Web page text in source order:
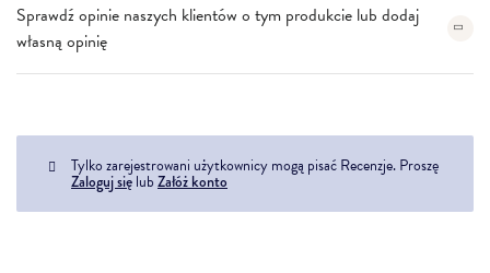
Sprawdź opinie naszych klientów o tym produkcie lub dodaj
własną opinię
Tylko zarejestrowani użytkownicy mogą pisać Recenzje. Proszę
Zaloguj się lub Załóż konto